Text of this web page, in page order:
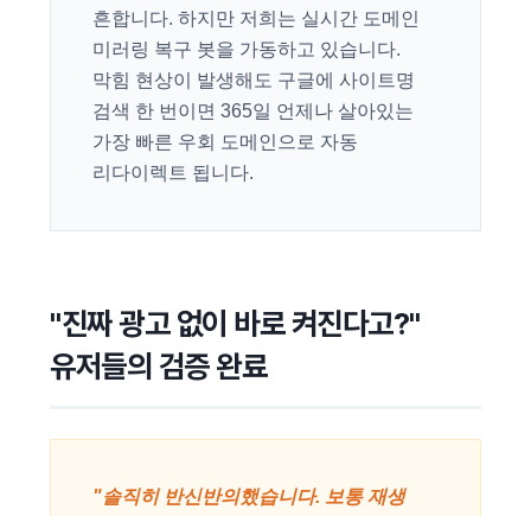
흔합니다. 하지만 저희는 실시간 도메인
미러링 복구 봇을 가동하고 있습니다.
막힘 현상이 발생해도 구글에 사이트명
검색 한 번이면 365일 언제나 살아있는
가장 빠른 우회 도메인으로 자동
리다이렉트 됩니다.
"진짜 광고 없이 바로 켜진다고?"
유저들의 검증 완료
"솔직히 반신반의했습니다. 보통 재생